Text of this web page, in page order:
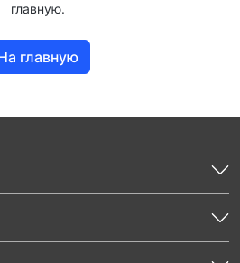
главную.
главную